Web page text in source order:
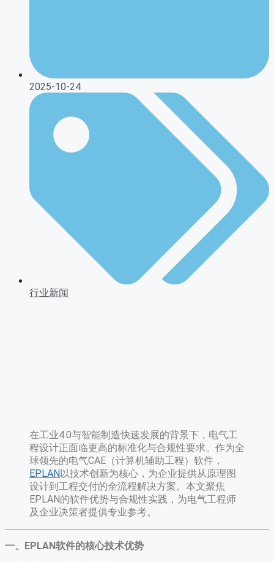
2025-10-24
行业新闻
在工业4.0与智能制造快速发展的背景下，电气工
程设计正面临更高的标准化与合规性要求。作为全
球领先的电气CAE（计算机辅助工程）软件，
EPLAN以技术创新为核心，为企业提供从原理图
设计到工程交付的全流程解决方案。本文聚焦
EPLAN的软件优势与合规性实践，为电气工程师
及企业决策者提供专业参考。
一、EPLAN软件的核心技术优势